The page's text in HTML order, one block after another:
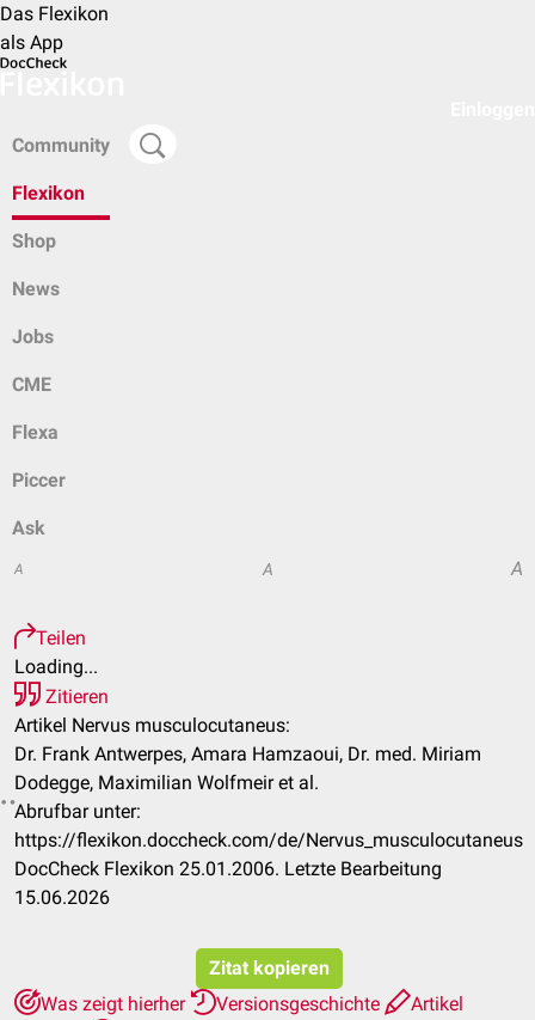
Das Flexikon
als App
Community
Flexikon
Shop
News
Jobs
CME
Flexa
Piccer
Ask
A A A
Teilen
Loading...
Zitieren
Artikel Nervus musculocutaneus:
Dr. Frank Antwerpes, Amara Hamzaoui, Dr. med. Miriam
Dodegge, Maximilian Wolfmeir et al.
Abrufbar unter:
https://flexikon.doccheck.com/de/Nervus_musculocutaneus
DocCheck Flexikon 25.01.2006. Letzte Bearbeitung
15.06.2026
Zitat kopieren
Was zeigt hierher
Versionsgeschichte
Artikel